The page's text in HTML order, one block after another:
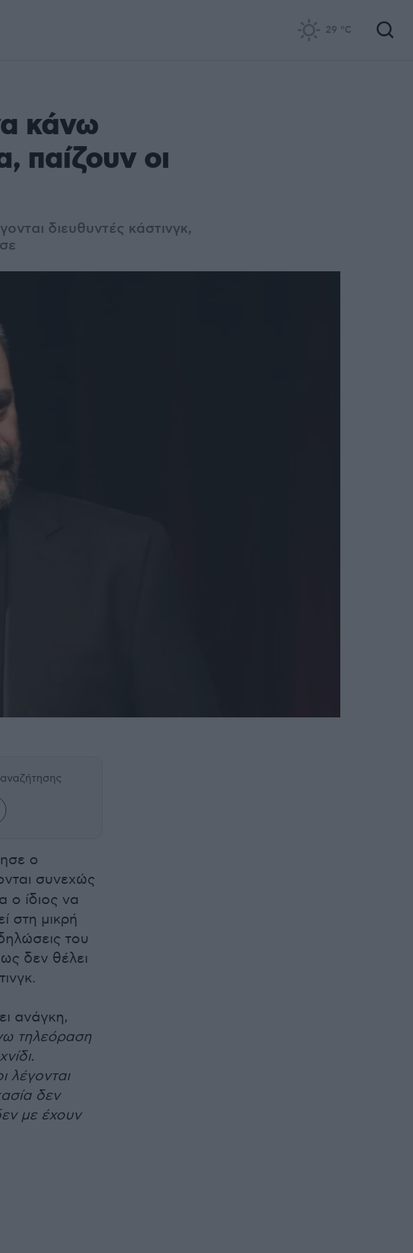
29 °C
κάνω
παίζουν οι
διευθυντές κάστινγκ,
ο
συνεχώς
ο ίδιος να
στη μικρή
του
δεν θέλει
ανάγκη,
τηλεόραση
λέγονται
δεν
με έχουν